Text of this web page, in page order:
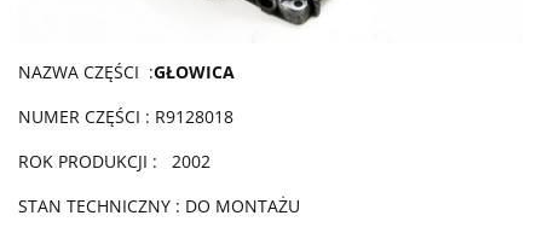
NAZWA CZĘŚCI :GŁOWICA
NUMER CZĘŚCI : R9128018
ROK PRODUKCJI : 2002
STAN TECHNICZNY : DO MONTAŻU